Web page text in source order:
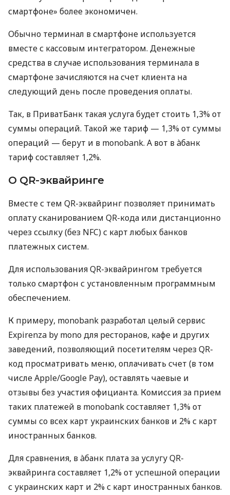
смартфоне» более экономичен.
Обычно терминал в смартфоне используется
вместе с кассовым интегратором. Денежные
средства в случае использования терминала в
смартфоне зачисляются на счет клиента на
следующий день после проведения оплаты.
Так, в ПриватБанк такая услуга будет стоить 1,3% от
суммы операций. Такой же тариф — 1,3% от суммы
операций — берут и в monobank. А вот в àбанк
тариф составляет 1,2%.
О QR-эквайринге
Вместе с тем QR-эквайринг позволяет принимать
оплату сканированием QR-кода или дистанционно
через ссылку (без NFC) с карт любых банков
платежных систем.
Для использования QR-эквайрингом требуется
только смартфон с установленным программным
обеспечением.
К примеру, monobank разработал целый сервис
Expirenza by mono для ресторанов, кафе и других
заведений, позволяющий посетителям через QR-
код просматривать меню, оплачивать счет (в том
числе Apple/Google Pay), оставлять чаевые и
отзывы без участия официанта. Комиссия за прием
таких платежей в monobank составляет 1,3% от
суммы со всех карт украинских банков и 2% с карт
иностранных банков.
Для сравнения, в àбанк плата за услугу QR-
эквайринга составляет 1,2% от успешной операции
с украинских карт и 2% с карт иностранных банков.